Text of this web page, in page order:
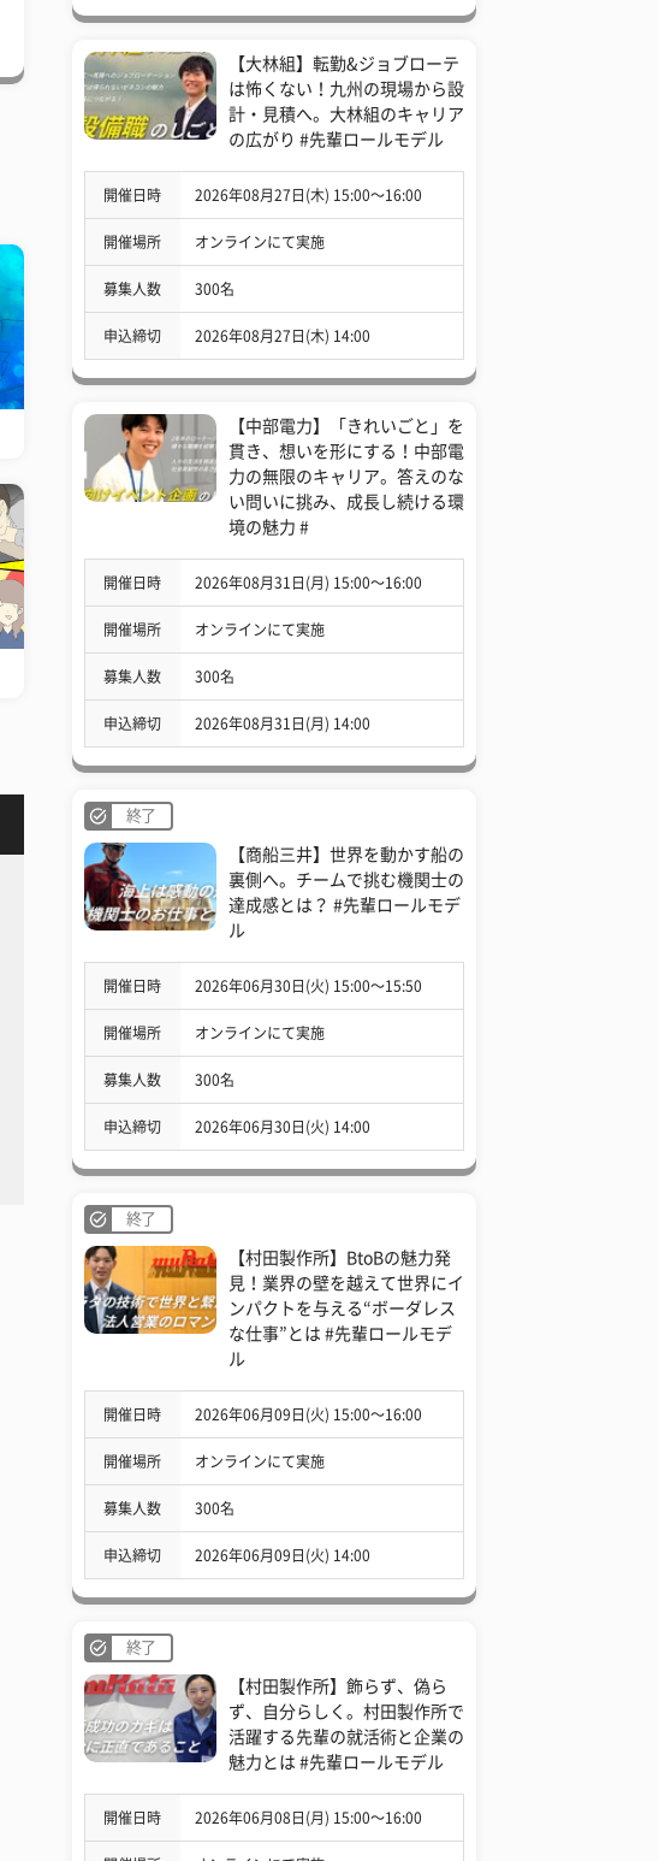
【大林組】転勤&ジョブローテ
は怖くない！九州の現場から設
計・見積へ。大林組のキャリア
の広がり #先輩ロールモデル
開催日時 2026年08月27日(木) 15:00〜16:00
開催場所 オンラインにて実施
募集人数 300名
申込締切 2026年08月27日(木) 14:00
【中部電力】「きれいごと」を
貫き、想いを形にする！中部電
力の無限のキャリア。答えのな
い問いに挑み、成長し続ける環
境の魅力 #
開催日時 2026年08月31日(月) 15:00〜16:00
開催場所 オンラインにて実施
募集人数 300名
申込締切 2026年08月31日(月) 14:00
終了
【商船三井】世界を動かす船の
裏側へ。チームで挑む機関士の
達成感とは？ #先輩ロールモデ
ル
開催日時 2026年06月30日(火) 15:00〜15:50
開催場所 オンラインにて実施
募集人数 300名
申込締切 2026年06月30日(火) 14:00
終了
【村田製作所】BtoBの魅力発
見！業界の壁を越えて世界にイ
ンパクトを与える“ボーダレス
な仕事”とは #先輩ロールモデ
ル
開催日時 2026年06月09日(火) 15:00〜16:00
開催場所 オンラインにて実施
募集人数 300名
申込締切 2026年06月09日(火) 14:00
終了
【村田製作所】飾らず、偽ら
ず、自分らしく。村田製作所で
活躍する先輩の就活術と企業の
魅力とは #先輩ロールモデル
開催日時 2026年06月08日(月) 15:00〜16:00